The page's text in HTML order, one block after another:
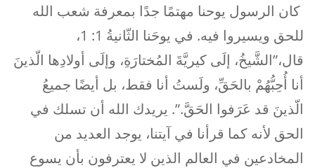
كان الرسول يوحنا مهتمًا جدًا بمعرفة شعب الله
للحق ويسيروا فيه. في يوحَنا الثّانيةُ 1: 1،
قال،”الشَّيخُ، إلَى كيريَّةَ المُختارَةِ، وإلَى أولادِها الّذينَ
أنا أُحِبُّهُمْ بالحَقِّ، ولَستُ أنا فقط، بل أيضًا جميعُ
الّذينَ قد عَرَفوا الحَقَّ.”. يريدك الله أن تسلك في
الحق لأنه كما قرأنا في آيتنا، يوجد العديد من
المخادعين في العالم الذين لا يعترفون بأن يسوع